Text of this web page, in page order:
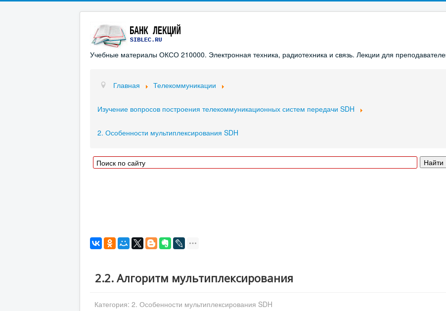
Учебные материалы ОКСО 210000. Электронная техника, радиотехника и связь. Лекции для
Главная Телекоммуникации
Изучение вопросов построения телекоммуникационных систем передачи SDH
2. Особенности мультиплексирования SDH
2.2. Алгоритм мультиплексирования
Категория: 2. Особенности мультиплексирования SDH